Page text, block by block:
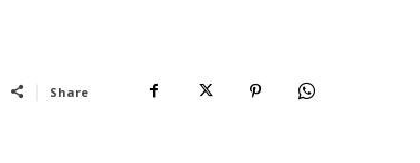
Share